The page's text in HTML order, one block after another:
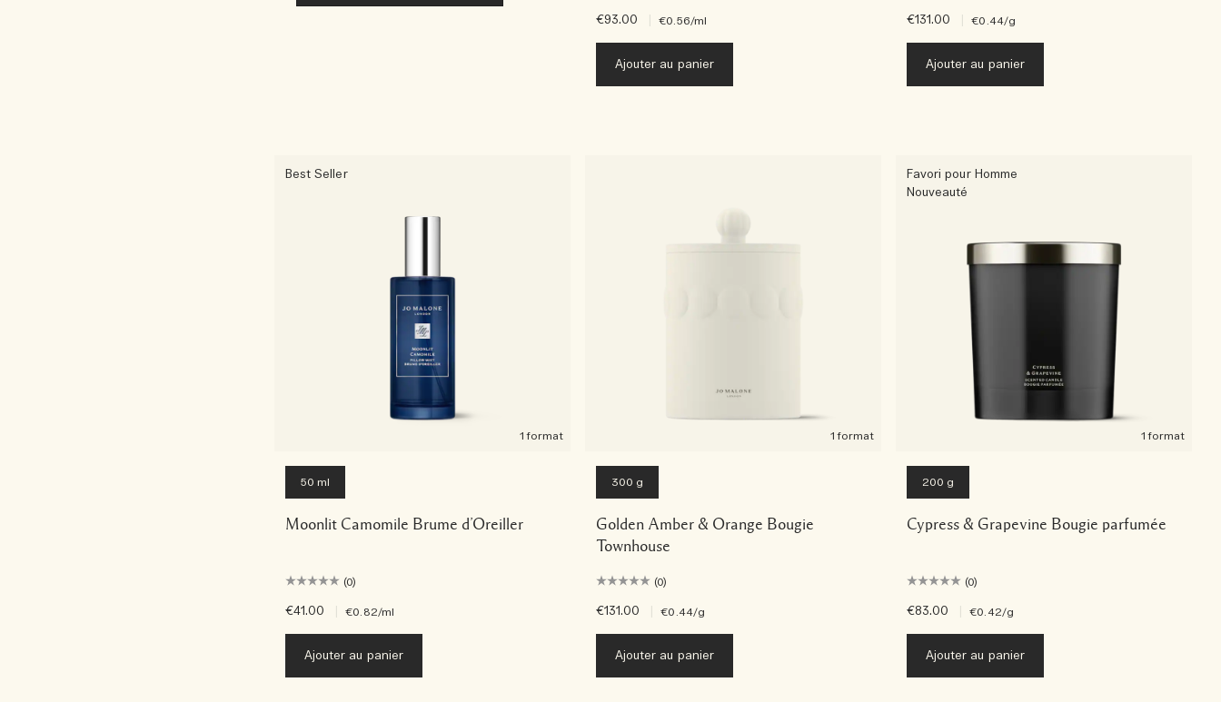
€93.00 €0.56/ml
Ajouter au panier
€131.00 €0.44/g
Ajouter au panier
Best Seller
1 format
50 ml
Moonlit Camomile Brume d’Oreiller
(0)
€41.00 €0.82/ml
Ajouter au panier
1 format
300 g
Golden Amber & Orange Bougie
Townhouse
(0)
€131.00 €0.44/g
Ajouter au panier
Favori pour Homme
Nouveauté
1 format
200 g
Cypress & Grapevine Bougie parfumée
(0)
€83.00 €0.42/g
Ajouter au panier